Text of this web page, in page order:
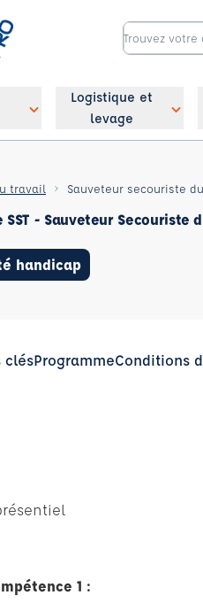
Logistique et
levage
travail Sauveteur secouriste
- Sauveteur Secouriste
handicap
clésProgrammeConditions
1 :